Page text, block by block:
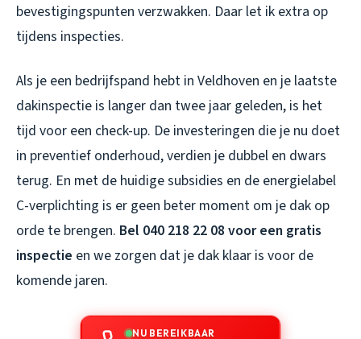
bevestigingspunten verzwakken. Daar let ik extra op
tijdens inspecties.
Als je een bedrijfspand hebt in Veldhoven en je laatste
dakinspectie is langer dan twee jaar geleden, is het
tijd voor een check-up. De investeringen die je nu doet
in preventief onderhoud, verdien je dubbel en dwars
terug. En met de huidige subsidies en de energielabel
C-verplichting is er geen beter moment om je dak op
orde te brengen. Bel 040 218 22 08 voor een gratis
inspectie en we zorgen dat je dak klaar is voor de
komende jaren.
NU BEREIKBAAR